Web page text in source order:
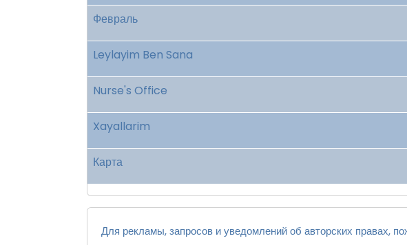
Февраль
Leylayim Ben Sana
Nurse's Office
Xayallarim
Карта
Для рекламы, запросов и уведомлений об авторских правах,